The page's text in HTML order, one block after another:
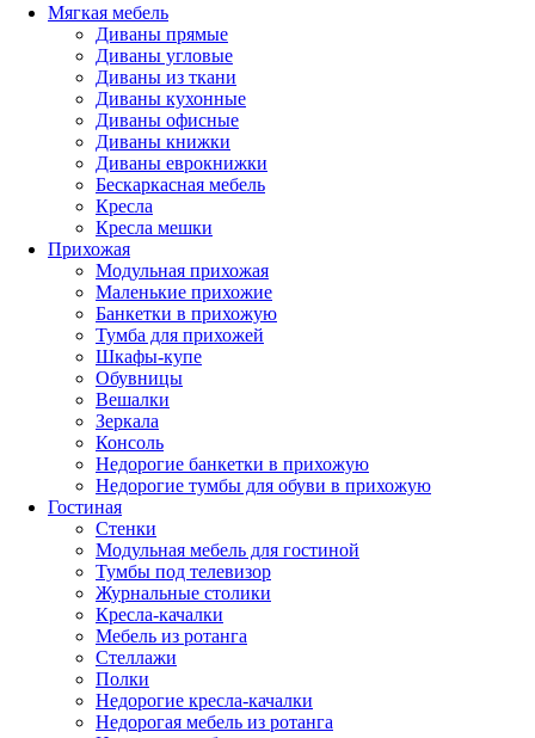
Мягкая мебель
Диваны прямые
Диваны угловые
Диваны из ткани
Диваны кухонные
Диваны офисные
Диваны книжки
Диваны еврокнижки
Бескаркасная мебель
Кресла
Кресла мешки
Прихожая
Модульная прихожая
Маленькие прихожие
Банкетки в прихожую
Тумба для прихожей
Шкафы-купе
Обувницы
Вешалки
Зеркала
Консоль
Недорогие банкетки в прихожую
Недорогие тумбы для обуви в прихожую
Гостиная
Стенки
Модульная мебель для гостиной
Тумбы под телевизор
Журнальные столики
Кресла-качалки
Мебель из ротанга
Стеллажи
Полки
Недорогие кресла-качалки
Недорогая мебель из ротанга